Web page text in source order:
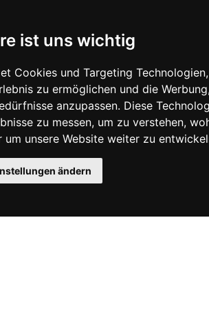
ist uns wichtig
Cookies und Targeting
zu ermöglichen und die
anzupassen. Diese
zu messen, um zu verstehen,
um unsere Website weiter zu
ändern